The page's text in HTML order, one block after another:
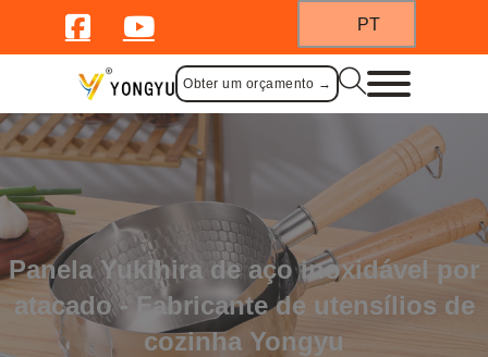
PT
Obter um orçamento →
Panela Yukihira de aço inoxidável por
atacado - Fabricante de utensílios de
cozinha Yongyu